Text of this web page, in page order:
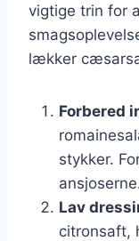
vigtige trin for
lækker
Forbered
stykker.
Lav
citronsaft,